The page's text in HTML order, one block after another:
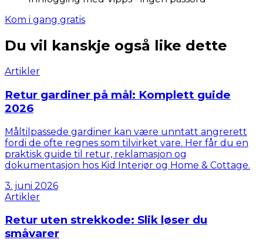
Kom i gang gratis
Du vil kanskje også like dette
Artikler
Retur gardiner på mål: Komplett guide
2026
Måltilpassede gardiner kan være unntatt angrerett
fordi de ofte regnes som tilvirket vare. Her får du en
praktisk guide til retur, reklamasjon og
dokumentasjon hos Kid Interiør og Home & Cottage.
3. juni 2026
Artikler
Retur uten strekkode: Slik løser du
småvarer